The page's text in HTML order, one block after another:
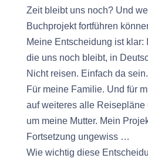
Zeit bleibt uns noch? Und
Buchprojekt fortführen
Meine Entscheidung ist klar:
die uns noch bleibt, in
Nicht reisen. Einfach da
Für meine Familie. Und für
auf weiteres alle Reisepläne
um meine Mutter. Mein
Fortsetzung ungewiss …
Wie wichtig diese